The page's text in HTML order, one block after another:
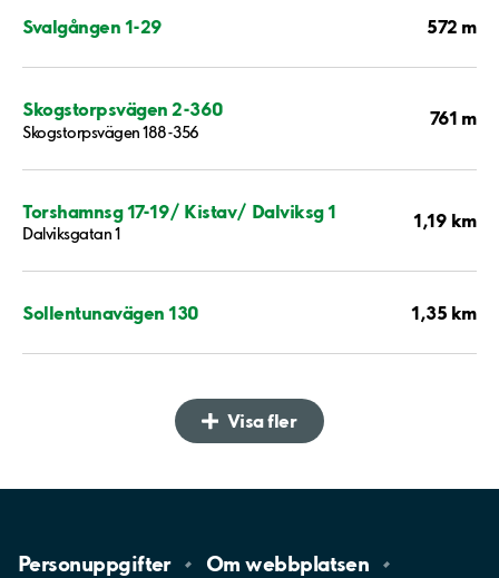
Svalgången 1-29 572 m
Skogstorpsvägen 2-360
Skogstorpsvägen 188-356
761 m
Torshamnsg 17-19/ Kistav/ Dalviksg 1
Dalviksgatan 1
1,19 km
Sollentunavägen 130 1,35 km
Visa fler
Personuppgifter Omwebbplatsen